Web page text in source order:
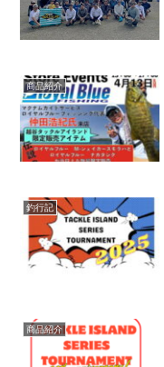
商品紹介
釣行記
商品紹介